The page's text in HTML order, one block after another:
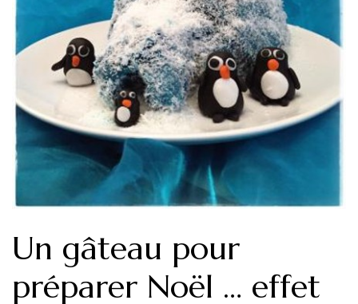
Un gâteau pour
préparer Noël … effet